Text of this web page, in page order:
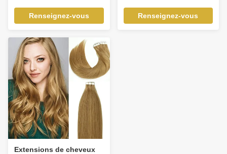
humains vierges
Renseignez-vous
extensions de cheveux
humains vierges
Renseignez-vous
Extensions de cheveux